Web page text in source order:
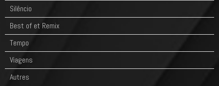
Silêncio
Best of et Remix
Tempo
Viagens
Autres